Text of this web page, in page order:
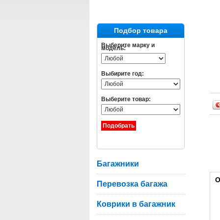
Подбор товара
Выберите марку и
модель:
Выбирите год:
Выберите товар:
Багажники
Перевозка багажа
Коврики в багажник